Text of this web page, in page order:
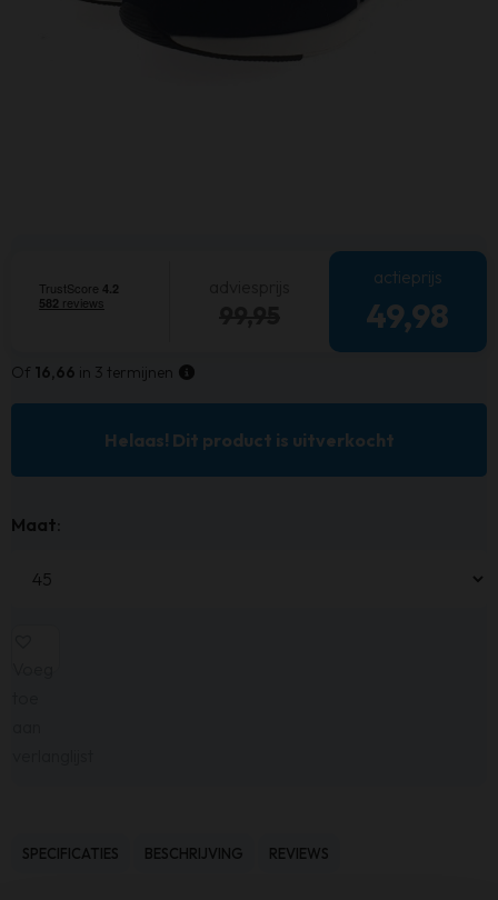
actieprijs
49,98
Of 16,66 in 3 termijnen
Helaas! Dit product is uitverkocht
Maat
SPECIFICATIES BESCHRIJVING REVIEWS